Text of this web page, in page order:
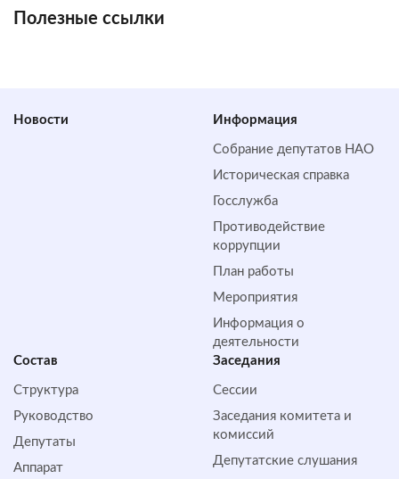
Полезные ссылки
Новости Информация
Собрание депутатов НАО
Историческая справка
Госслужба
Противодействие
коррупции
План работы
Мероприятия
Информация о
деятельности
Состав
Структура
Руководство
Депутаты
Аппарат
Заседания
Сессии
Заседания комитета и
комиссий
Депутатские слушания